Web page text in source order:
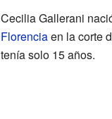
Cecilia Gallerani
Florenciaen la corte
tenía solo 15 años.